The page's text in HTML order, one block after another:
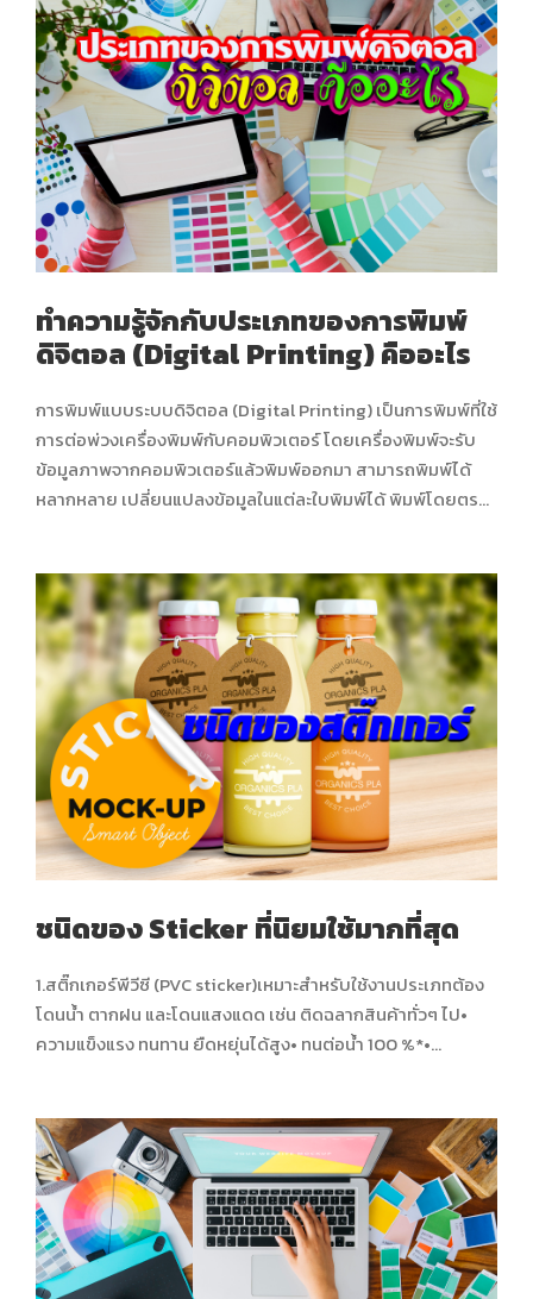
ทำความรู้จักกับประเภทของการพิมพ์
ดิจิตอล (Digital Printing) คืออะไร
การพิมพ์แบบระบบดิจิตอล (Digital Printing) เป็นการพิมพ์ที่ใช้
การต่อพ่วงเครื่องพิมพ์กับคอมพิวเตอร์ โดยเครื่องพิมพ์จะรับ
ข้อมูลภาพจากคอมพิวเตอร์แล้วพิมพ์ออกมา สามารถพิมพ์ได้
หลากหลาย เปลี่ยนแปลงข้อมูลในแต่ละใบพิมพ์ได้ พิมพ์โดยตรง
มาทำความรู้จัก ประเภทของการพิมพ์ดิจิตอล แต่ละแบบกัน
ปัจจุบันได้มีการพัฒนาเครื่องพิมพ์...
ชนิดของ Sticker ที่นิยมใช้มากที่สุด
1.สติ๊กเกอร์พีวีซี (PVC sticker)เหมาะสำหรับใช้งานประเภทต้อง
โดนน้ำ ตากฝน และโดนแสงแดด เช่น ติดฉลากสินค้าทั่วๆ ไป•
ความแข็งแรง ทนทาน ยืดหยุ่นได้สูง• ทนต่อน้ำ 100 %*•...